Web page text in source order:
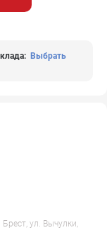
: Выбрать
ул. Вычулки,